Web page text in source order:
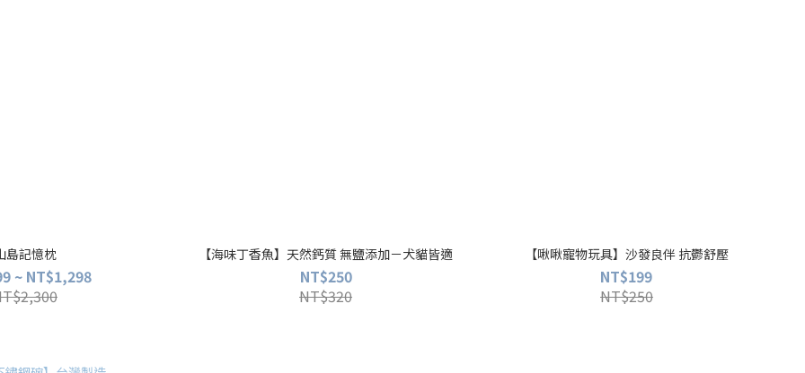
島記憶枕
~ NT$1,298
【海味丁香魚】天然鈣質 無鹽添加－犬貓皆適
NT$250
NT$320
【啾啾寵物玩具】沙發良伴 抗鬱舒壓
NT$199
NT$250